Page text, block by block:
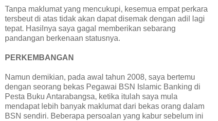
Tanpa maklumat yang mencukupi, kesemua empat perkara
tersbeut di atas tidak akan dapat disemak dengan adil lagi
tepat. Hasilnya saya gagal memberikan sebarang
pandangan berkenaan statusnya.
PERKEMBANGAN
Namun demikian, pada awal tahun 2008, saya bertemu
dengan seorang bekas Pegawai BSN Islamic Banking di
Pesta Buku Antarabangsa, ketika itulah saya mula
mendapat lebih banyak maklumat dari bekas orang dalam
BSN sendiri. Beberapa persoalan yang kabur sebelum ini